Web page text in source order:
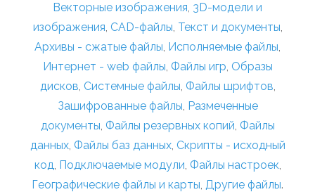
Векторные изображения, 3D-модели и
изображения, CAD-файлы, Текст и документы,
Архивы - сжатые файлы, Исполняемые файлы,
Интернет - web файлы, Файлы игр, Образы
дисков, Системные файлы, Файлы шрифтов,
Зашифрованные файлы, Размеченные
документы, Файлы резервных копий, Файлы
данных, Файлы баз данных, Скрипты - исходный
код, Подключаемые модули, Файлы настроек,
Географические файлы и карты, Другие файлы.